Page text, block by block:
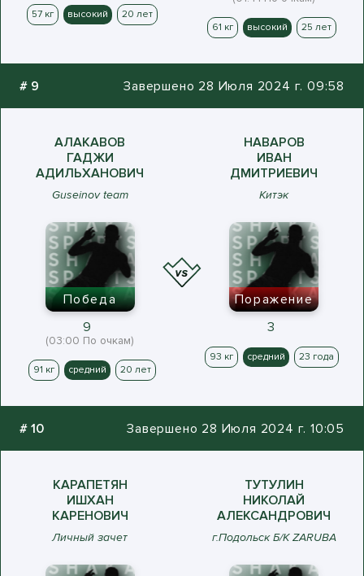
57 кг высокий 20 лет
61 кг высокий 25 лет
# 9 Завершено 28 Июля 2024 г. 09:58
АЛАКАВОВ
ГАДЖИ
АДИЛЬХАНОВИЧ
Guseinov team
НАВАРОВ
ИВАН
ДМИТРИЕВИЧ
Китэк
Победа
9
(03:00 По очкам)
91 кг средний 20 лет
Поражение
3
93 кг средний 23 года
# 10 Завершено 28 Июля 2024 г. 10:05
КАРАПЕТЯН
ИШХАН
КАРЕНОВИЧ
Личный зачет
ТУТУЛИН
НИКОЛАЙ
АЛЕКСАНДРОВИЧ
г.Подольск Б/К ZARUBA